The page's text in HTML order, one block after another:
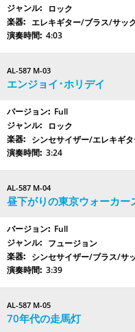
ロック
エレキギター/ブラス/サッ
4:03
AL-587 M-03
エンジョイ･ホリデイ
Full
ロック
シンセサイザー/エレキギ
3:24
AL-587 M-04
昼下がりの東京ウォーカー
Full
フュージョン
シンセサイザー/ブラス/サ
3:39
AL-587 M-05
70年代の走馬灯